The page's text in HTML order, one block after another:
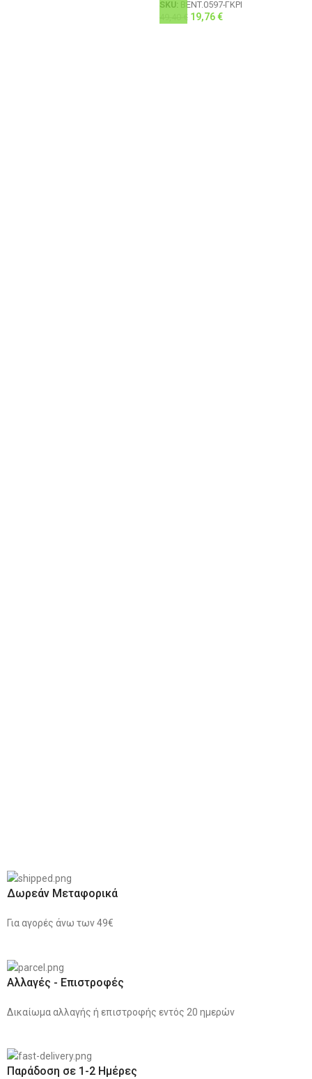
SKU: BENT.0597-ΓΚΡΙ
€ 19,76€
Δωρεάν Μεταφορικά
Για αγορές άνω των 49€
Αλλαγές - Επιστροφές
Δικαίωμα αλλαγής ή επιστροφής εντός 20 ημερών
Παράδοση σε 1-2 Ημέρες